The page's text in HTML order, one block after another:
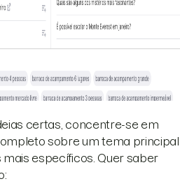
certas, concentre-se em
sobre um tema principal
mais específicos. Quer saber